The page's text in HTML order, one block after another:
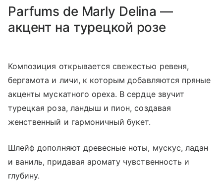
Parfums de Marly Delina —
акцент на турецкой розе
Композиция открывается свежестью ревеня,
бергамота и личи, к которым добавляются пряные
акценты мускатного ореха. В сердце звучит
турецкая роза, ландыш и пион, создавая
женственный и гармоничный букет.
Шлейф дополняют древесные ноты, мускус, ладан
и ваниль, придавая аромату чувственность и
глубину.